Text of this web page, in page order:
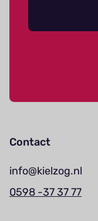
Contact
info@kielzog.nl
0598 -37 37 77